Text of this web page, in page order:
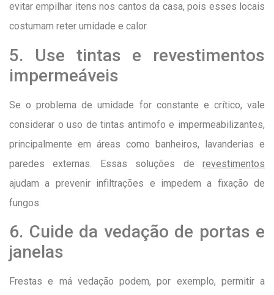
evitar empilhar itens nos cantos da casa, pois esses locais
costumam reter umidade e calor.
5. Use tintas e revestimentos
impermeáveis
Se o problema de umidade for constante e crítico, vale
considerar o uso de tintas antimofo e impermeabilizantes,
principalmente em áreas como banheiros, lavanderias e
paredes externas. Essas soluções de revestimentos
ajudam a prevenir infiltrações e impedem a fixação de
fungos.
6. Cuide da vedação de portas e
janelas
Frestas e má vedação podem, por exemplo, permitir a